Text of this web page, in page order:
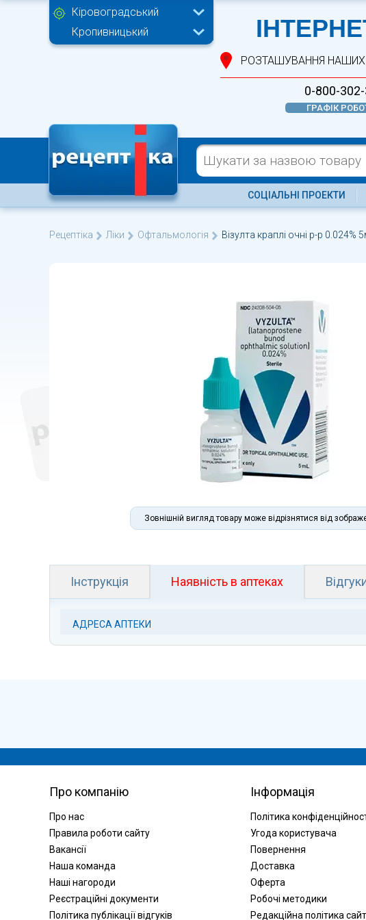
Кіровоградський
Кропивницький
РОЗТАШУВАННЯ НАШИХ
0-800-
ГРАФІК
СОЦІАЛЬНІ ПРОЕКТИ
Рецептіка Ліки Офтальмологія Візулта краплі очні р-р 0.024%
Зовнішній вигляд товару може відрізнятися від
Інструкція Наявність в аптеках
АДРЕСА АПТЕКИ
Про компанію
Про нас
Правила роботи сайту
Вакансії
Наша команда
Наші нагороди
Реєстраційні документи
Політика публікації відгуків
Інформація
Політика
Угода користувача
Повернення
Доставка
Оферта
Робочі методики
Редакційна політика